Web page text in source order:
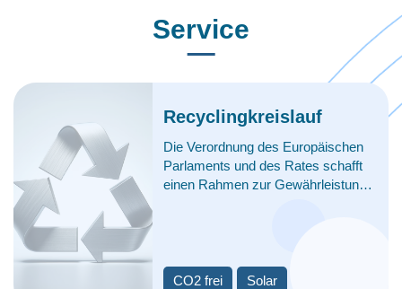
Service
Recyclingkreislauf​
Die Verordnung des Europäischen
Parlaments und des Rates schafft
einen Rahmen zur Gewährleistung
2018/858 ,2018/1724 und (EU)
CO2 frei​ Solar